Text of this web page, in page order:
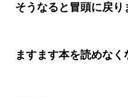
そうなると冒頭に戻り
ますます本を読めな